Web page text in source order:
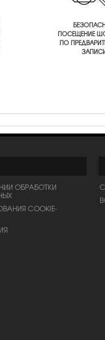
ПОСЕЩЕНИЕ
ПО
ОБРАБОТКИ
COOKIE-